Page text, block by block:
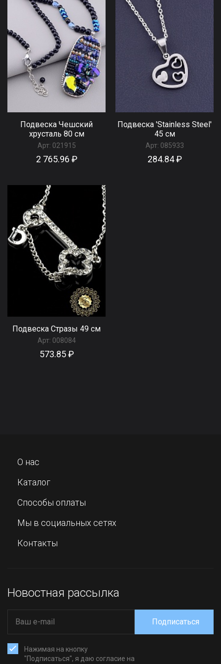
Подвеска Чешский
хрусталь 80 см
Арт: 021915
2 765.96 ₽
Подвеска 'Stainless Steel'
45 см
Арт: 085933
284.84 ₽
Подвеска Стразы 49 см
Арт: 008084
573.85 ₽
О нас
Каталог
Способы оплаты
Мы в социальных сетях
Контакты
Новостная рассылка
Нажимая на кнопку
"Подписаться", я даю согласие на
Подписаться